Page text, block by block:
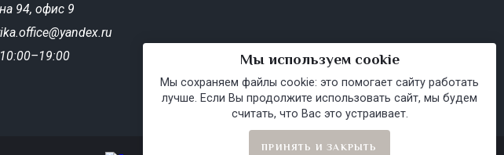
94, офис 9
Мы используем cookie
Мы сохраняем файлы cookie: это помогает сайту работать
лучше. Если Вы продолжите использовать сайт, мы будем
считать, что Вас это устраивает.
ПРИНЯТЬ И ЗАКРЫТЬ